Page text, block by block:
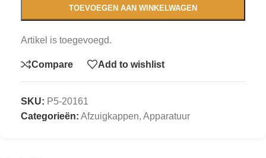
TOEVOEGEN AAN WINKELWAGEN
Artikel is toegevoegd.
Compare Add to wishlist
SKU: P5-20161
Categorieën: Afzuigkappen, Apparatuur